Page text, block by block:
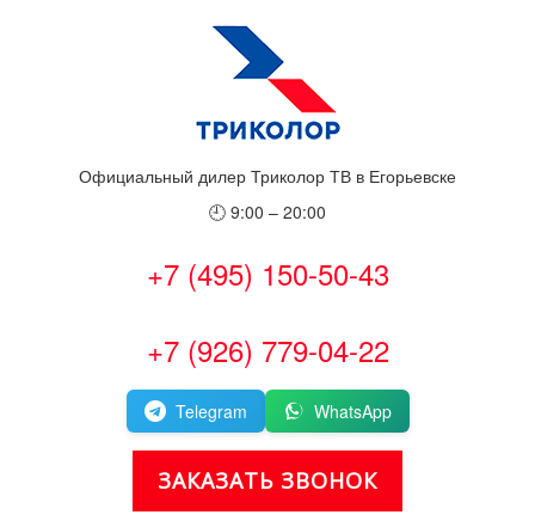
Официальный дилер Триколор ТВ в Егорьевске
🕘 9:00 – 20:00
+7 (495) 150-50-43
+7 (926) 779-04-22
Telegram WhatsApp
ЗАКАЗАТЬ ЗВОНОК